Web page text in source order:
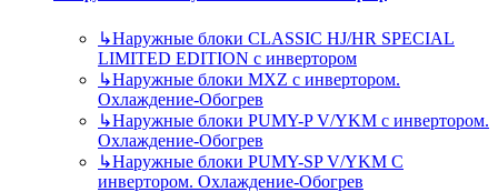
↳Наружные блоки CLASSIC HJ/HR SPECIAL
LIMITED EDITION с инвертором
↳Наружные блоки MXZ с инвертором.
Охлаждение-Обогрев
↳Наружные блоки PUMY-P V/YKM с инвертором.
Охлаждение-Обогрев
↳Наружные блоки PUMY-SP V/YKM С
инвертором. Охлаждение-Обогрев